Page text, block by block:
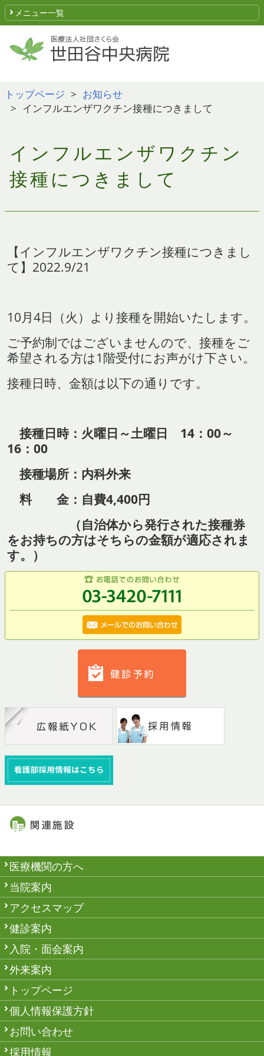
メニュー一覧
トップページ
お知らせ
インフルエンザワクチン接種につきまして
インフルエンザワクチン
接種につきまして
【インフルエンザワクチン接種につきまし
て】2022.9/21
10月4日（火）より接種を開始いたします。
ご予約制ではございませんので、接種をご
希望される方は1階受付にお声がけ下さい。
接種日時、金額は以下の通りです。
接種日時：火曜日～土曜日 14：00～
16：00
接種場所：内科外来
料 金：自費4,400円
（自治体から発行された接種券
をお持ちの方はそちらの金額が適応されま
す。）
医療機関の方へ
当院案内
アクセスマップ
健診案内
入院・面会案内
外来案内
トップページ
個人情報保護方針
お問い合わせ
採用情報